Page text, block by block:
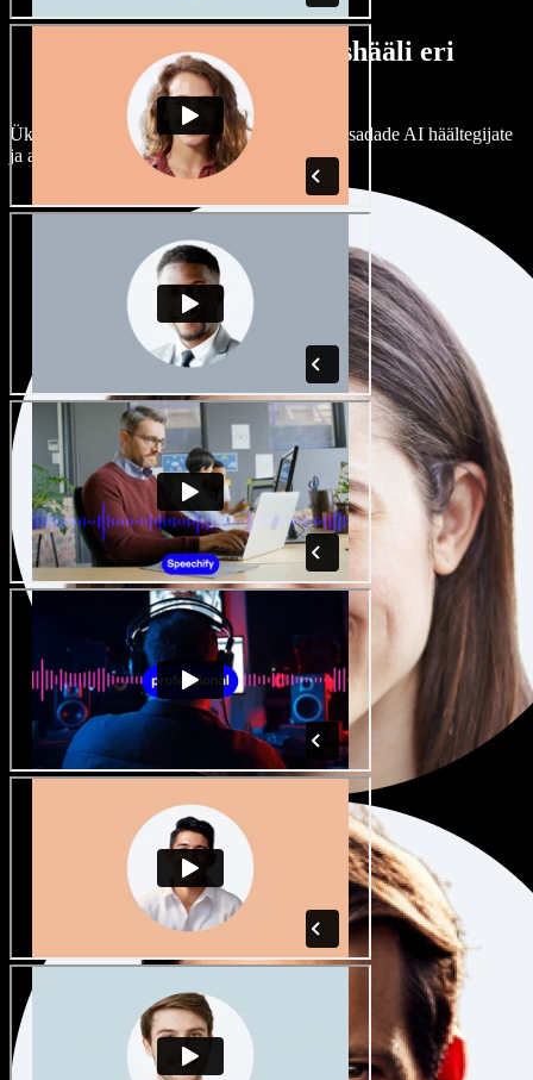
Lai valik mees- ja naishääli eri
aktsentidega
Ükski projekt ei pea kõlama ühtemoodi. Vali sadade AI häältegijate
ja aktsentide hulgast ning kohanda neid.